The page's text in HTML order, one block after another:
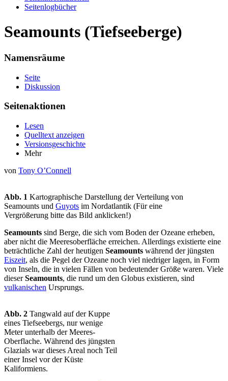
Seitenlogbücher
Seamounts (Tiefseeberge)
Namensräume
Seite
Diskussion
Seitenaktionen
Lesen
Quelltext anzeigen
Versionsgeschichte
Mehr
von Tony O’Connell
Abb. 1 Kartographische Darstellung der Verteilung von
Seamounts und Guyots im Nordatlantik (Für eine
Vergrößerung bitte das Bild anklicken!)
Seamounts sind Berge, die sich vom Boden der Ozeane erheben,
aber nicht die Meeresoberfläche erreichen. Allerdings existierte eine
beträchtliche Zahl der heutigen Seamounts während der jüngsten
Eiszeit, als die Pegel der Ozeane noch viel niedriger lagen, in Form
von Inseln, die in vielen Fällen von bedeutender Größe waren. Viele
dieserSeamounts, die rund um den Globus existieren, sind
vulkanischen Ursprungs.
Abb. 2 Tangwald auf der Kuppe
eines Tiefseebergs, nur wenige
Meter unterhalb der Meeres-
Oberflache. Während des jüngsten
Glazials war dieses Areal noch Teil
einer Insel vor der Küste
Kaliformiens.